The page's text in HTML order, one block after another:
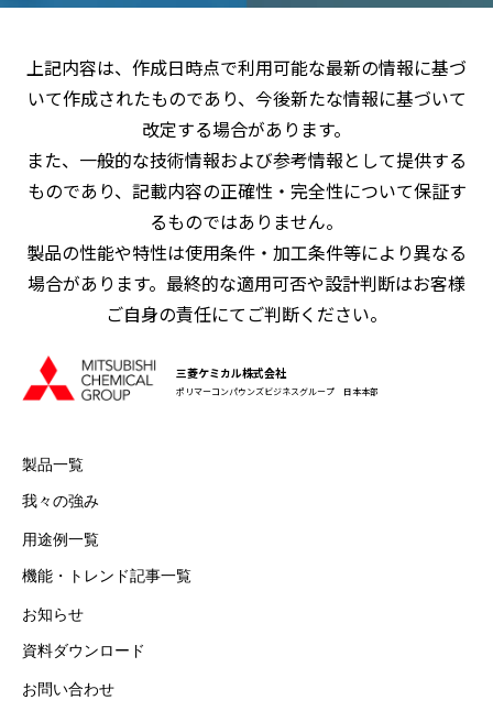
上記内容は、作成日時点で利用可能な最新の情報に基づ
いて作成されたものであり、今後新たな情報に基づいて
改定する場合があります。
また、一般的な技術情報および参考情報として提供する
ものであり、記載内容の正確性・完全性について保証す
るものではありません。
製品の性能や特性は使用条件・加工条件等により異なる
場合があります。最終的な適用可否や設計判断はお客様
ご自身の責任にてご判断ください。
三菱ケミカル株式会社
ポリマーコンパウンズビジネスグループ 日本本部
製品一覧
我々の強み
用途例一覧
機能・トレンド記事一覧
お知らせ
資料ダウンロード
お問い合わせ